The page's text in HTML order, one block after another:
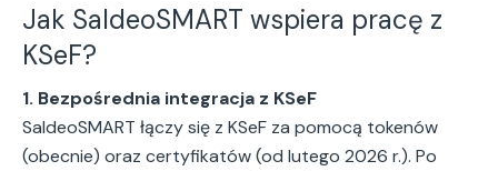
Jak SaldeoSMART wspiera pracę z
KSeF?
1. Bezpośrednia integracja z KSeF
SaldeoSMART łączy się z KSeF za pomocą tokenów
(obecnie) oraz certyfikatów (od lutego 2026 r.). Po